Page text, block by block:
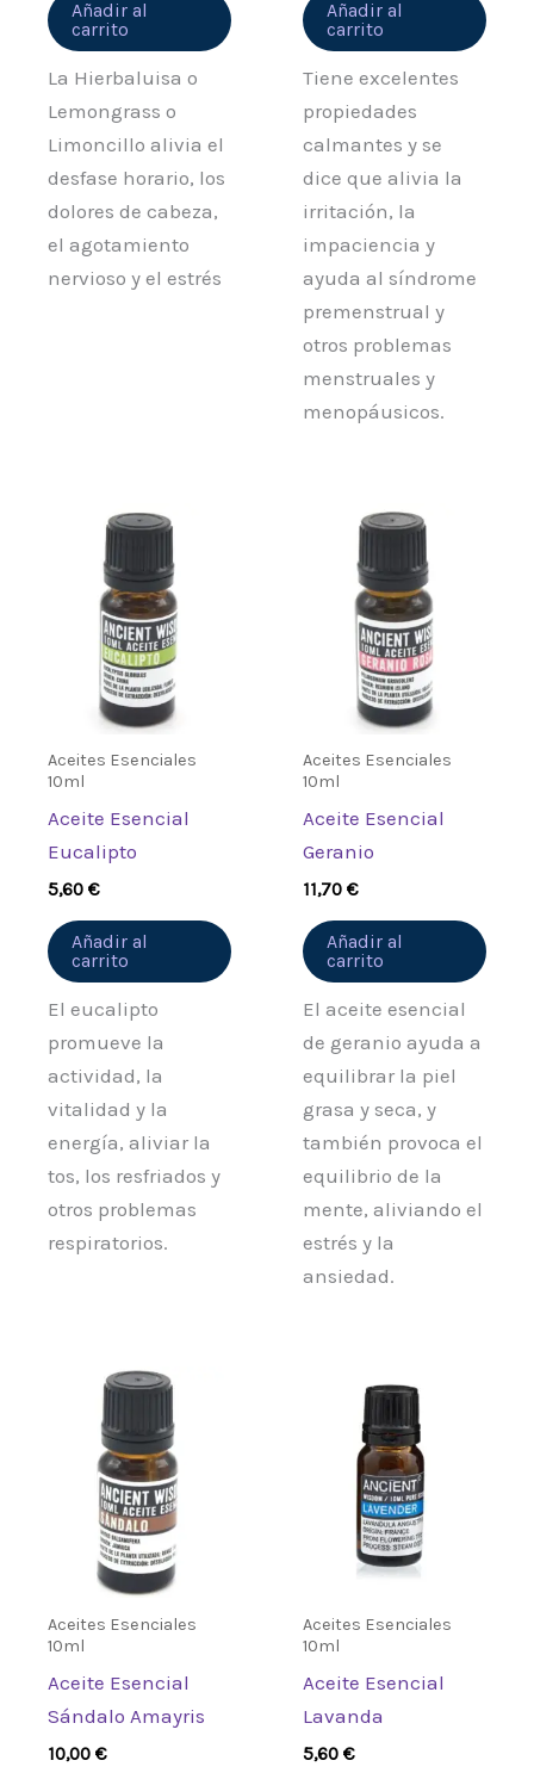
Añadir al
carrito
La Hierbaluisa o
Lemongrass o
Limoncillo alivia el
desfase horario, los
dolores de cabeza,
el agotamiento
nervioso y el estrés
Añadir al
carrito
Tiene excelentes
propiedades
calmantes y se
dice que alivia la
irritación, la
impaciencia y
ayuda al síndrome
premenstrual y
otros problemas
menstruales y
menopáusicos.
Aceites Esenciales
10ml
Aceite Esencial
Eucalipto
5,60€
Añadir al
carrito
El eucalipto
promueve la
actividad, la
vitalidad y la
energía, aliviar la
tos, los resfriados y
otros problemas
respiratorios.
Aceites Esenciales
10ml
Aceite Esencial
Geranio
11,70€
Añadir al
carrito
El aceite esencial
de geranio ayuda a
equilibrar la piel
grasa y seca, y
también provoca el
equilibrio de la
mente, aliviando el
estrés y la
ansiedad.
Aceites Esenciales
10ml
Aceite Esencial
Sándalo Amayris
10,00€
Aceites Esenciales
10ml
Aceite Esencial
Lavanda
5,60€